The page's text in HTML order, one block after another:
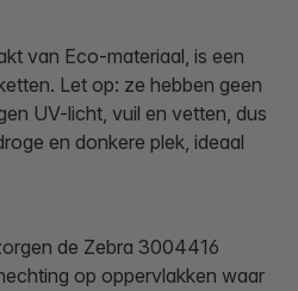
van Eco-materiaal, is een
Let op: ze hebben geen
UV-licht, vuil en vetten, dus
en donkere plek, ideaal
de Zebra 3004416
op oppervlakken waar